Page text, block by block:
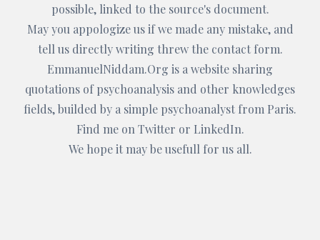
possible, linked to the source's document.
May you appologize us if we made any mistake, and
tell us directly writing threw the contact form.
EmmanuelNiddam.Org is a website sharing
quotations of psychoanalysis and other knowledges
fields, builded by a simple psychoanalyst from Paris.
Find me on Twitter or LinkedIn.
We hope it may be usefull for us all.